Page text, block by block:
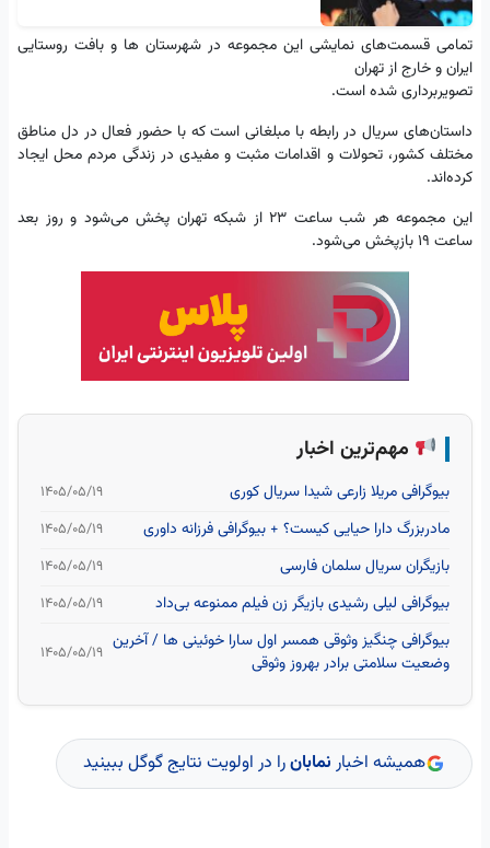
تمامی قسمت‌های نمایشی این مجموعه در شهرستان ها و بافت روستایی
ایران و خارج از تهران
تصویربرداری شده است.
داستان‌های سریال در رابطه با مبلغانی است که با حضور فعال در دل مناطق
مختلف کشور، تحولات و اقدامات مثبت و مفیدی در زندگی مردم محل ایجاد
کرده‌اند.
این مجموعه هر شب ساعت ۲۳ از شبکه تهران پخش می‌شود و روز بعد
ساعت ۱۹ بازپخش می‌شود.
مهم‌ترین اخبار
بیوگرافی مریلا زارعی شیدا سریال کوری ۱۴۰۵/۰۵/۱۹
مادربزرگ دارا حیایی کیست؟ + بیوگرافی فرزانه داوری ۱۴۰۵/۰۵/۱۹
بازیگران سریال سلمان فارسی ۱۴۰۵/۰۵/۱۹
بیوگرافی لیلی رشیدی بازیگر زن فیلم ممنوعه بی‌داد ۱۴۰۵/۰۵/۱۹
بیوگرافی چنگیز وثوقی همسر اول سارا خوئینی ها / آخرین
وضعیت سلامتی برادر بهروز وثوقی
۱۴۰۵/۰۵/۱۹
همیشه اخبار نمابانرا در اولویت نتایج گوگل ببینید